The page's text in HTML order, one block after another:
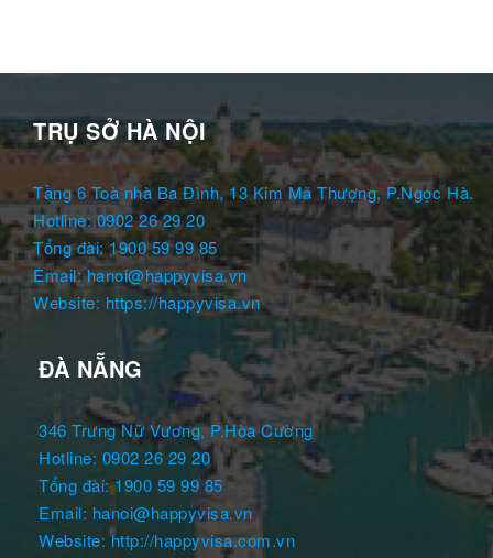
TRỤ SỞ HÀ NỘI
Tầng 6 Toà nhà Ba Đình, 13 Kim Mã Thượng, P.Ngọc Hà.
Hotline: 0902 26 29 20
Tổng đài: 1900 59 99 85
Email: hanoi@happyvisa.vn
Website: https://happyvisa.vn
ĐÀ NẴNG
346 Trưng Nữ Vương, P.Hòa Cường
Hotline: 0902 26 29 20
Tổng đài: 1900 59 99 85
Email: hanoi@happyvisa.vn
Website: http://happyvisa.com.vn